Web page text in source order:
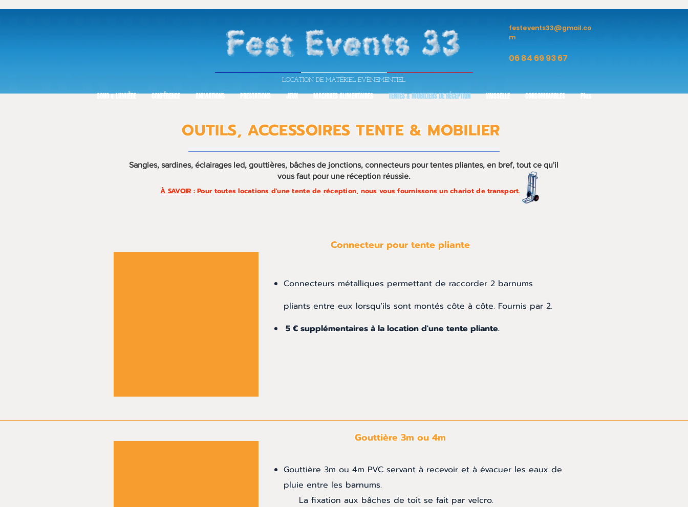
LOCATION DE MATÉRIEL ÉVÈNEMENTIEL
SONO & LUMIÈRE CONFÉRENCE ANIMATIONS PRESTATIONS JEUX MACHINES ALIMENTAIRES TENTES & MOBILIERS DE RÉCEPTION VAISSELLE CONSOMMABLES Plus
festevents33@gmail.co
m
06 84 69 93 67
OUTILS, ACCESSOIRES TENTE & MOBILIER
Sangles, sardines, éclairages led, gouttières, bâches de jonctions, connecteurs pour tentes pliantes, en bref, tout ce qu'il
vous faut pour une réception réussie.
À SAVOIR : Pour toutes locations d'une tente de réception, nous vous fournissons un chariot de transport.
Connecteur pour tente pliante
Connecteurs métalliques permettant de raccorder 2 barnums
pliants entre eux lorsqu'ils sont montés côte à côte. Fournis par 2.
5 € supplémentaires à la location d'une tente pliante.
Gouttière 3m ou 4m
Gouttière 3m ou 4m PVC servant à recevoir et à évacuer les eaux de
pluie entre les barnums.
La fixation aux bâches de toit se fait par velcro.